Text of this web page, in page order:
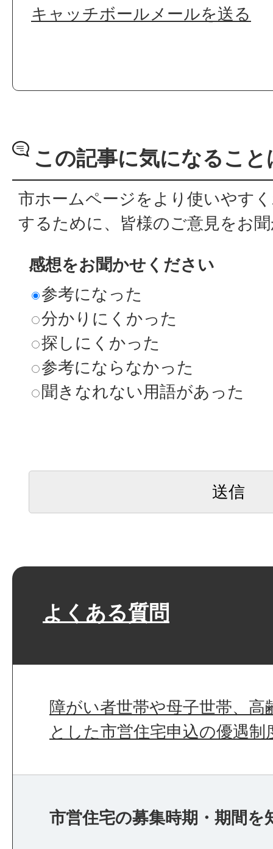
キャッチボールメールを送る
この記事に気になるこ
市ホームページをより使いやす
するために、皆様のご意見をお
感想をお聞かせください
参考になった
分かりにくかった
探しにくかった
参考にならなかった
聞きなれない用語があった
よくある質問
障がい者世帯や母子世帯、高
とした市営住宅申込の優遇
市営住宅の募集時期・期間を